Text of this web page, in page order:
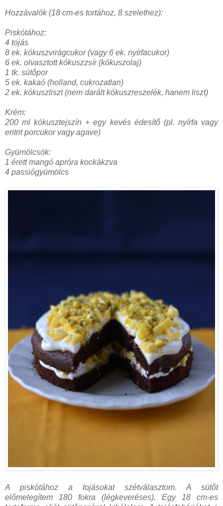
Hozzávalók (18 cm-es tortához, 8 szelethez):
Piskótához:
4 tojás
8 ek. kókuszvirágcukor (vagy 6 ek. nyírfacukor)
6 ek. olvasztott kókuszzsír (kókuszolaj)
1 tk. sütőpor
5 ek. kakaó (holland, cukrozatlan)
2 ek. kókuszliszt (nem darált kókuszreszelék, hanem liszt)
Krém:
200 ml kókusztejszín + egy kevés édesítő (pl. nyírfa vagy
eritrit porcukor vagy agave)
Gyümölcsök:
1 érett mangó apróra kockákzva
4 passiógyümölcs
A piskótához a tojásokat szétválasztom. A sütőt
előmelegítem 180 fokra (légkeveréses). Egy 18 cm-es